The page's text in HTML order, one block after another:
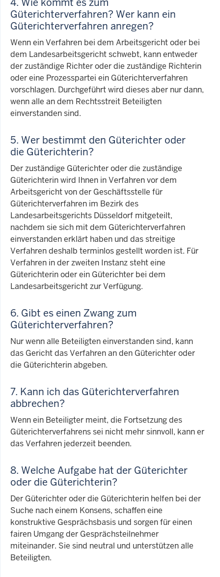
Güterichterverfahren? Wer kann ein
Güterichterverfahren anregen?
Wenn ein Verfahren bei dem Arbeitsgericht oder bei
dem Landesarbeitsgericht schwebt, kann entweder
der zuständige Richter oder die zuständige Richterin
oder eine Prozesspartei ein Güterichterverfahren
vorschlagen. Durchgeführt wird dieses aber nur dann,
wenn alle an dem Rechtsstreit Beteiligten
einverstanden sind.
5. Wer bestimmt den Güterichter oder
die Güterichterin?
Der zuständige Güterichter oder die zuständige
Güterichterin wird Ihnen in Verfahren vor dem
Arbeitsgericht von der Geschäftsstelle für
Güterichterverfahren im Bezirk des
Landesarbeitsgerichts Düsseldorf mitgeteilt,
nachdem sie sich mit dem Güterichterverfahren
einverstanden erklärt haben und das streitige
Verfahren deshalb terminlos gestellt worden ist. Für
Verfahren in der zweiten Instanz steht eine
Güterichterin oder ein Güterichter bei dem
Landesarbeitsgericht zur Verfügung.
6. Gibt es einen Zwang zum
Güterichterverfahren?
Nur wenn alle Beteiligten einverstanden sind, kann
das Gericht das Verfahren an den Güterichter oder
die Güterichterin abgeben.
7. Kann ich das Güterichterverfahren
abbrechen?
Wenn ein Beteiligter meint, die Fortsetzung des
Güterichterverfahrens sei nicht mehr sinnvoll, kann er
das Verfahren jederzeit beenden.
8. Welche Aufgabe hat der Güterichter
oder die Güterichterin?
Der Güterichter oder die Güterichterin helfen bei der
Suche nach einem Konsens, schaffen eine
konstruktive Gesprächsbasis und sorgen für einen
fairen Umgang der Gesprächsteilnehmer
miteinander. Sie sind neutral und unterstützen alle
Beteiligten.